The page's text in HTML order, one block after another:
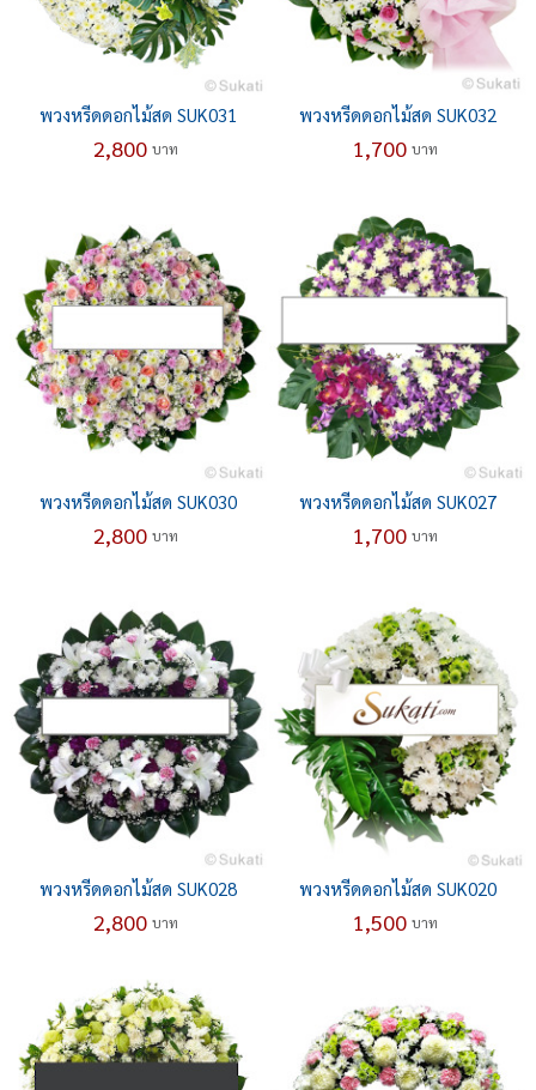
พวงหรีดดอกไม้สด SUK031
2,800 บาท
พวงหรีดดอกไม้สด SUK032
1,700 บาท
พวงหรีดดอกไม้สด SUK030
2,800 บาท
พวงหรีดดอกไม้สด SUK027
1,700 บาท
พวงหรีดดอกไม้สด SUK028
2,800 บาท
พวงหรีดดอกไม้สด SUK020
1,500 บาท